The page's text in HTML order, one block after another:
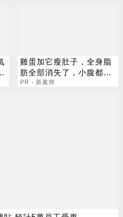
雞蛋加它瘦肚子，全身脂
肪全部消失了，小腹都平
坦了
PR・新素簡